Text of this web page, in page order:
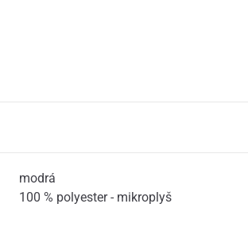
modrá
100 % polyester - mikroplyš